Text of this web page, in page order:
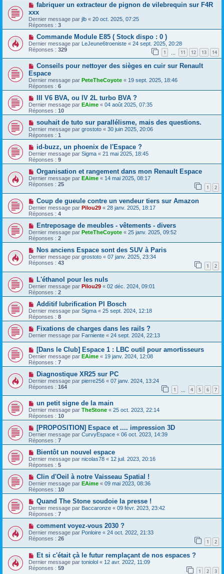
fabriquer un extracteur de pignon de vilebrequin sur F4R
xxx
Dernier message par jlb « 20 oct. 2025, 07:25
Réponses : 3
Commande Module E85 ( Stock dispo : 0 )
Dernier message par LeJeune6troeniste « 24 sept. 2025, 20:28
Réponses : 329 1 11 12 13 14
Conseils pour nettoyer des sièges en cuir sur Renault
Espace
Dernier message par PeteTheCoyote « 19 sept. 2025, 18:46
Réponses : 6
III V6 BVA, ou IV 2L turbo BVA ?
Dernier message par EAime « 04 août 2025, 07:35
Réponses : 10
souhait de tuto sur parallélisme, mais des questions.
Dernier message par grostoto « 30 juin 2025, 20:06
Réponses : 1
id-buzz, un phoenix de l'Espace ?
Dernier message par Sigma « 21 mai 2025, 18:45
Réponses : 9
Organisation et rangement dans mon Renault Espace
Dernier message par EAime « 14 mai 2025, 08:17
Réponses : 25 1 2
Coup de gueule contre un vendeur tiers sur Amazon
Dernier message par Pilou29 « 28 janv. 2025, 18:17
Réponses : 4
Entreposage de meubles - vêtements - divers
Dernier message par PeteTheCoyote « 25 janv. 2025, 09:52
Réponses : 2
Nos anciens Espace sont des SUV à Paris
Dernier message par grostoto « 07 janv. 2025, 23:34
Réponses : 43 1 2
L'éthanol pour les nuls
Dernier message par Pilou29 « 02 déc. 2024, 09:01
Réponses : 2
Additif lubrification PI Bosch
Dernier message par Sigma « 25 sept. 2024, 12:18
Réponses : 8
Fixations de charges dans les rails ?
Dernier message par Farniente « 24 sept. 2024, 22:13
[Dans le Club] Espace 1 : LBC outil pour amortisseurs
Dernier message par EAime « 19 janv. 2024, 12:08
Réponses : 7
Diagnostique XR25 sur PC
Dernier message par pierre256 « 07 janv. 2024, 13:24
Réponses : 164 1 4 5 6 7
un petit signe de la main
Dernier message par TheStone « 25 oct. 2023, 22:14
Réponses : 10
[PROPOSITION] Espace et .... impression 3D
Dernier message par CurvyEspace « 06 oct. 2023, 14:39
Réponses : 7
Bientôt un nouvel espace
Dernier message par nicolas78 « 12 juil. 2023, 20:16
Réponses : 5
Clin d'Oeil à notre Vaisseau Spatial !
Dernier message par EAime « 09 mai 2023, 08:36
Réponses : 10
Quand The Stone soudoie la presse !
Dernier message par Baccaronze « 09 févr. 2023, 23:42
Réponses : 7
comment voyez-vous 2030 ?
Dernier message par Ponloire « 24 oct. 2022, 21:33
Réponses : 26 1 2
Et si c'était çà le futur remplaçant de nos espaces ?
Dernier message par toniolol « 12 avr. 2022, 11:09
Réponses : 59 1 2 3